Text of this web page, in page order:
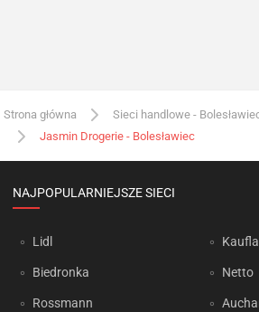
Strona główna Sieci handlowe -
Jasmin Drogerie - Bolesławiec
NAJPOPULARNIEJSZE SIECI
Lidl
Biedronka
Rossmann
Netto